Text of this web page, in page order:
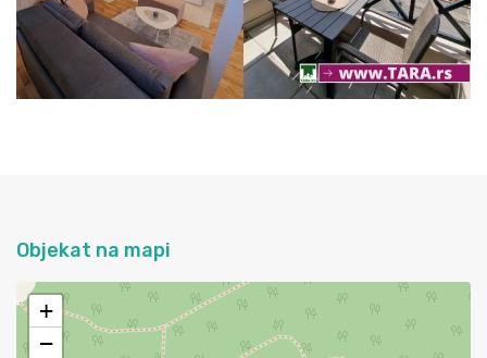
Objekat na mapi
+
−